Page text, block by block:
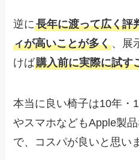
逆に長年に渡って広く評
ィが高いことが多く、展
けば購入前に実際に試す
本当に良い椅子は10年・
やスマホなどもApple製
で、コスパが良いと思い